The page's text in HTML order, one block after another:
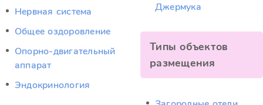
Нервная система
Общее оздоровление
Опорно-двигательный
аппарат
Эндокринология
Джермука
Типы объектов
размещения